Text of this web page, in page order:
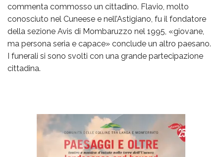
commenta commosso un cittadino. Flavio, molto
conosciuto nel Cuneese e nell’Astigiano, fu il fondatore
della sezione Avis di Mombaruzzo nel 1995, «giovane,
ma persona seria e capace» conclude un altro paesano.
I funerali si sono svolti con una grande partecipazione
cittadina.